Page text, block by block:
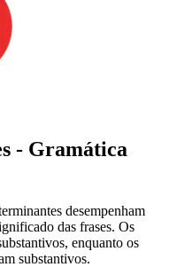
- Gramática
desempenham
das frases. Os
enquanto os
substantivos.